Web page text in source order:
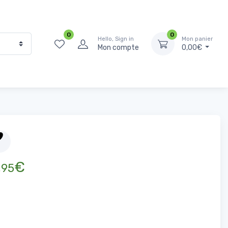
0
Hello, Sign in
Mon compte
0
Mon panier
0,00€
95€